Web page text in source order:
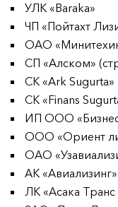
УЛК «Baraka»
ЧП «Пойтахт
ОАО
СП «Алском»
СК «Ark Sugurta»
СК «Finans
ИП ООО
ООО «Ориент
ОАО
АК
ЛК «Асака Транс